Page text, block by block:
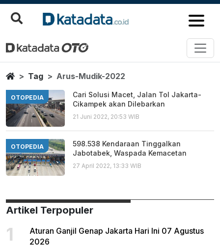
Arus Mudik 2022
Berita Terbaru
HomeTag Arus-Mudik-2022
OTOPEDIA
Cari Solusi Macet, Jalan Tol Jakarta-
Cikampek akan Dilebarkan
21 Juni 2022, 20:53 WIB
OTOPEDIA
598.538 Kendaraan Tinggalkan
Jabotabek, Waspada Kemacetan
27 April 2022, 13:33 WIB
Artikel Terpopuler
1
Aturan Ganjil Genap Jakarta Hari Ini 07 Agustus
2026